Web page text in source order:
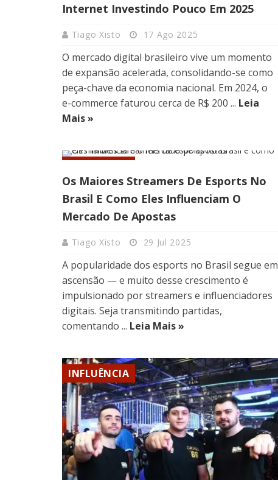
Internet Investindo Pouco Em 2025
Tiago Xisto 17 Ago 2025
O mercado digital brasileiro vive um momento
de expansão acelerada, consolidando-se como
peça-chave da economia nacional. Em 2024, o
e-commerce faturou cerca de R$ 200 ... Leia
Mais »
Os Maiores Streamers De Esports No
Brasil E Como Eles Influenciam O
Mercado De Apostas
Tiago Xisto 29 Jul 2025
A popularidade dos esports no Brasil segue em
ascensão — e muito desse crescimento é
impulsionado por streamers e influenciadores
digitais. Seja transmitindo partidas,
comentando ... Leia Mais »
INFLUÊNCIA